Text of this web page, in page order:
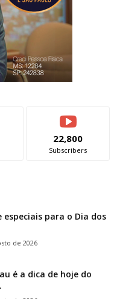
22,800
Subscribers
especiais para o Dia dos
de 2026
é a dica de hoje do